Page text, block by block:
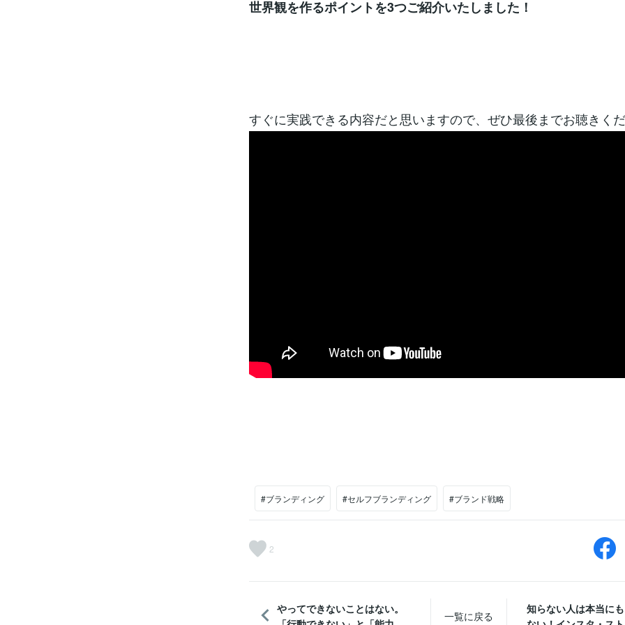
世界観を作るポイントを3つご紹介いたしました！
すぐに実践できる内容だと思いますので、ぜひ最後までお聴きく
#ブランディング #セルフブランディング #ブランド戦略
2
やってできないことはない。
一覧に戻る
知らない人は本当に